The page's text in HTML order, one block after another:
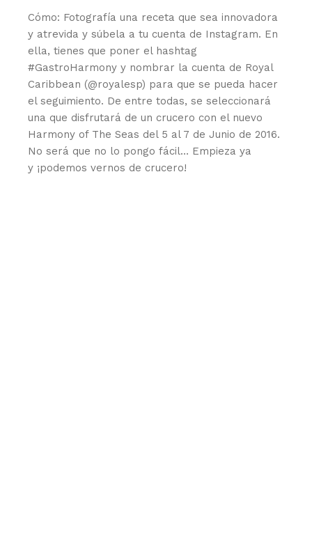
Cómo: Fotografía una receta que sea innovadora
y atrevida y súbela a tu cuenta de Instagram. En
ella, tienes que poner el hashtag
#GastroHarmony y nombrar la cuenta de Royal
Caribbean (@royalesp) para que se pueda hacer
el seguimiento. De entre todas, se seleccionará
una que disfrutará de un crucero con el nuevo
Harmony of The Seas del 5 al 7 de Junio de 2016.
No será que no lo pongo fácil… Empieza ya
y ¡podemos vernos de crucero!